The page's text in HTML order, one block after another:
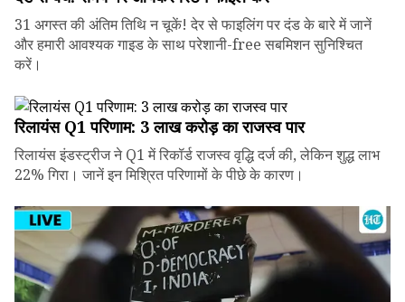
31 अगस्त की अंतिम तिथि न चूकें! देर से फाइलिंग पर दंड के बारे में जानें
और हमारी आवश्यक गाइड के साथ परेशानी-free सबमिशन सुनिश्चित
करें।
रिलायंस Q1 परिणाम: ₹3 लाख करोड़ का राजस्व पार
रिलायंस इंडस्ट्रीज ने Q1 में रिकॉर्ड राजस्व वृद्धि दर्ज की, लेकिन शुद्ध लाभ
22% गिरा। जानें इन मिश्रित परिणामों के पीछे के कारण।